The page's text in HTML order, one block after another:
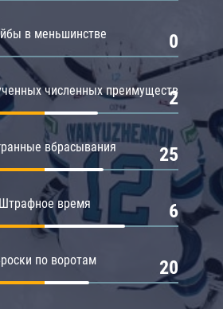
в меньшинстве 0
численных преимуществ
2
вбрасывания 25
Штрафное время 6
по воротам 20